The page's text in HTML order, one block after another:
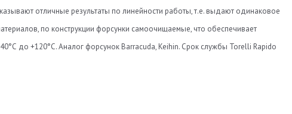
отличные результаты по линейности работы, т.е. выдают одинаковое
по конструкции форсунки самоочищаемые, что обеспечивает
до +120°С. Аналог форсунок Barracuda, Keihin. Срок службы Torelli Rapido